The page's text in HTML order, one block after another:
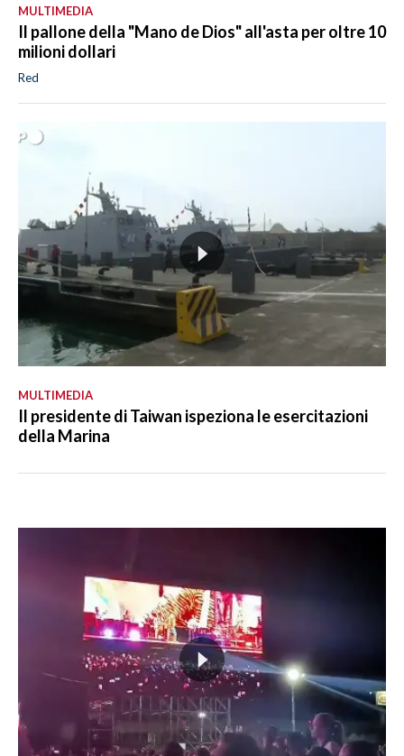
MULTIMEDIA
Il pallone della "Mano de Dios" all'asta per oltre 10
milioni dollari
Red
MULTIMEDIA
Il presidente di Taiwan ispeziona le esercitazioni
della Marina